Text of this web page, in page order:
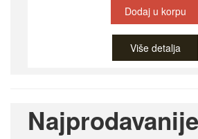
Dodaj u korpu
Više detalja
Najprodavanije